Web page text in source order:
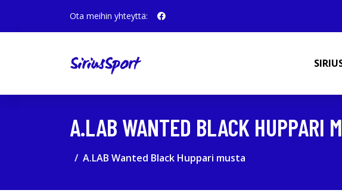
Ota meihin yhteyttä:
A.LAB WANTED BLACK HUPPARI
A.LAB Wanted Black Huppari musta